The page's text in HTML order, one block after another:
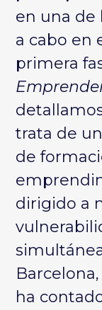
en una de
a cabo en
primera
trata de un
de
dirigido a
ha